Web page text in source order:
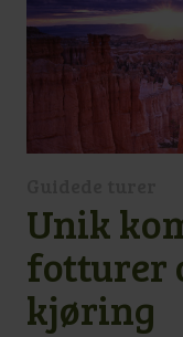
Unik
fotturer
kjøring